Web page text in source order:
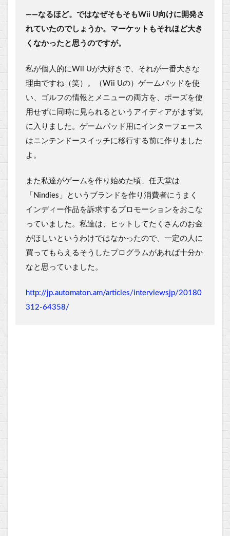
――なるほど。ではなぜそもそもWii U向けに開発さ
れていたのでしょうか。マーケットもそれほど大き
くなかったと思うのですが。
私が個人的にWii Uが大好きで、それが一番大きな
理由ですね（笑）。（Wii Uの）ゲームパッドを使
い、ゴルフの情報とメニューの両方を、ポーズを使
用せずに同時に見られるというアイディアがまず気
に入りました。ゲームパッド用にインターフェース
はニンテンドースイッチに移行する前に作りました
よ。
また私達がゲームを作り始めた頃、任天堂は
「Nindies」というブランドを作り消費者にうまく
インディー作品を訴求するプロモーションをおこな
っていました。私達は、ヒットしてたくさんのお金
がほしいというわけではなかったので、一定の人に
買ってもらえるそうしたプログラムがあれば十分か
なと思っていました。
http://jp.automaton.am/articles/interviewsjp/20180
312-64358/